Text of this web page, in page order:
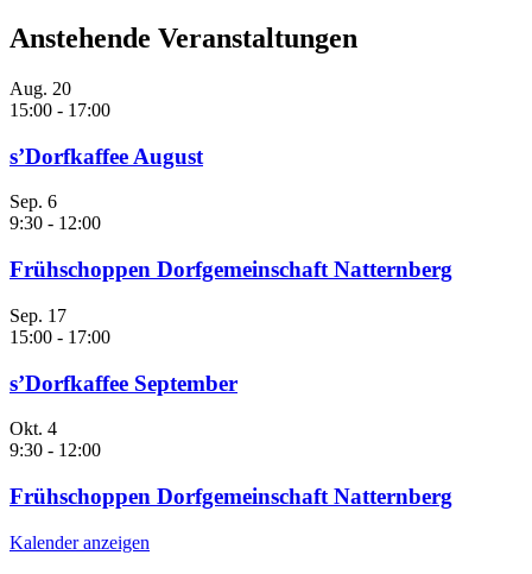
Anstehende Veranstaltungen
Aug. 20
15:00 - 17:00
s’Dorfkaffee August
Sep. 6
9:30 - 12:00
Frühschoppen Dorfgemeinschaft Natternberg
Sep. 17
15:00 - 17:00
s’Dorfkaffee September
Okt. 4
9:30 - 12:00
Frühschoppen Dorfgemeinschaft Natternberg
Kalender anzeigen